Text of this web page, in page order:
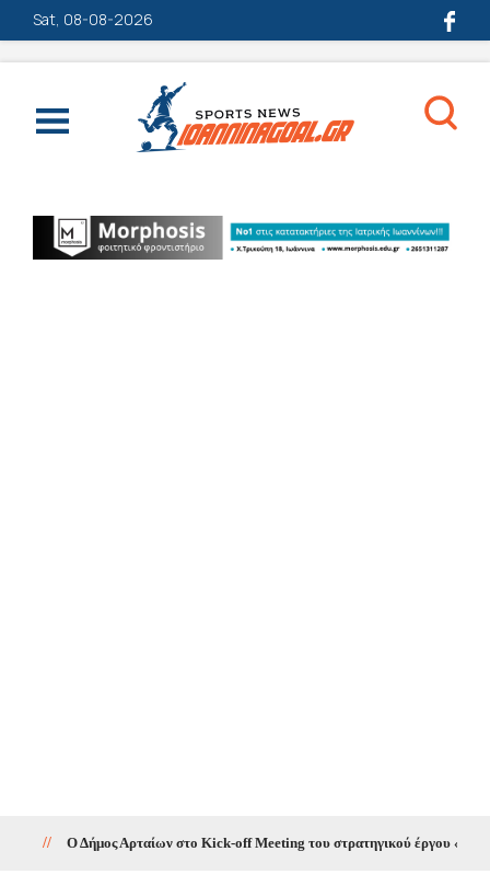
Sat, 08-08-2026
Ο Δήμος Αρταίων στο Kick-off Meeting του στρατηγικού έργου